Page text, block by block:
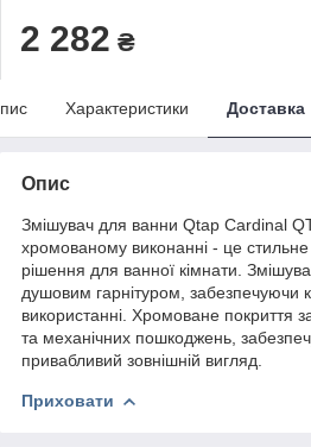
2 282 ₴
Характеристики Доставка
Опис
Змішувач для ванни Qtap Cardinal
хромованому виконанні - це
рішення для ванної кімнати.
душовим гарнітуром, забезпечуючи
використанні. Хромоване покриття
та механічних пошкоджень,
привабливий зовнішній вигляд.
Приховати